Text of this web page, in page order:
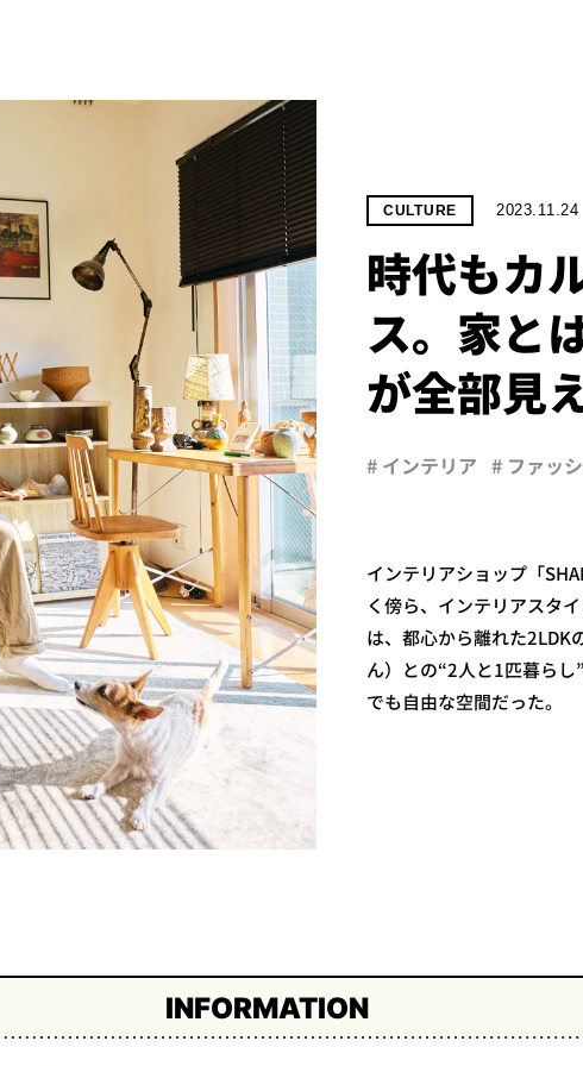
CULTURE 2023.11.24
時代もカ
ス。家と
が全部見
# インテリア # ファッ
インテリアショップ「
く傍ら、インテリアスタ
は、都心から離れた2LDK
ん）との“2人と1匹暮ら
でも自由な空間だった。
INFORMATION